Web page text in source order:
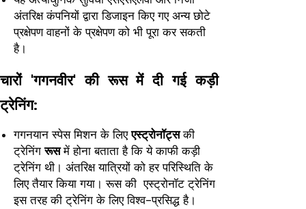
अंतरिक्ष कंपनियों द्वारा डिजाइन किए गए अन्य छोटे
प्रक्षेपण वाहनों के प्रक्षेपण को भी पूरा कर सकती
है।
चारों 'गगनवीर' की रूस में दी गई कड़ी
ट्रेनिंग:
गगनयान स्पेस मिशन के लिएएस्ट्रोनॉट्सकी
ट्रेनिंगरूसमें होना बताता है कि ये काफी कड़ी
ट्रेनिंग थी। अंतरिक्ष यात्रियों को हर परिस्थिति के
लिए तैयार किया गया। रूस की एस्ट्रोनॉट ट्रेनिंग
इस तरह की ट्रेनिंग के लिए विश्व-प्रसिद्ध है।